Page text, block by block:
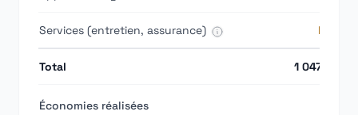
Services (entretien, assurance) Inclus
Total 1 047,00 €
Économies réalisées